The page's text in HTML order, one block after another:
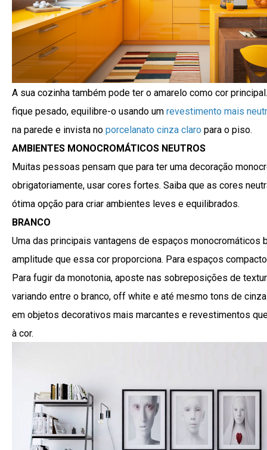
A sua cozinha também pode ter o amarelo como cor
fique pesado, equilibre-o usando um revestimento mais
na parede e invista no porcelanato cinza claro para o piso.
AMBIENTES MONOCROMÁTICOS NEUTROS
Muitas pessoas pensam que para ter uma decoração
obrigatoriamente, usar cores fortes. Saiba que as cores
ótima opção para criar ambientes leves e equilibrados.
BRANCO
Uma das principais vantagens de espaços monocromáticos
amplitude que essa cor proporciona. Para espaços
Para fugir da monotonia, aposte nas sobreposições de
variando entre o branco, off white e até mesmo tons de
em objetos decorativos mais marcantes e revestimentos
à cor.